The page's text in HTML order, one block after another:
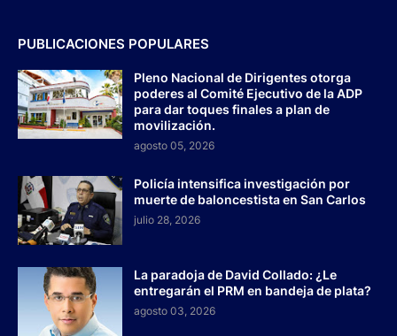
PUBLICACIONES POPULARES
Pleno Nacional de Dirigentes otorga
poderes al Comité Ejecutivo de la ADP
para dar toques finales a plan de
movilización.
agosto 05, 2026
Policía intensifica investigación por
muerte de baloncestista en San Carlos
julio 28, 2026
La paradoja de David Collado: ¿Le
entregarán el PRM en bandeja de plata?
agosto 03, 2026